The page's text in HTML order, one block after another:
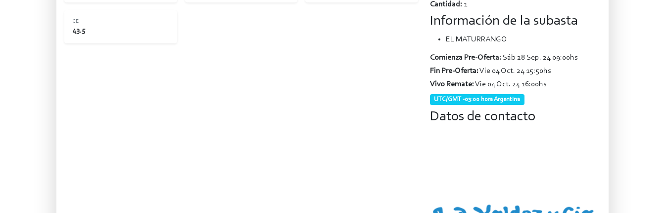
CE
43.5
Cantidad: 1
Información de la subasta
EL MATURRANGO
Comienza Pre-Oferta: Sáb 28 Sep. 24 09:00hs
Fin Pre-Oferta:Vie 04 Oct. 24 15:50hs
Vivo Remate:Vie 04 Oct. 24 16:00hs
UTC/GMT -03:00 hora Argentina
Datos de contacto